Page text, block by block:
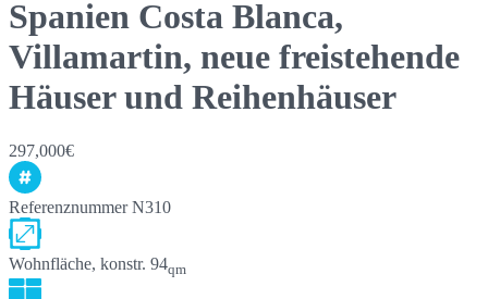
Spanien Costa Blanca,
Villamartin, neue freistehende
Häuser und Reihenhäuser
297,000€
Referenznummer N310
Wohnfläche, konstr. 94qm